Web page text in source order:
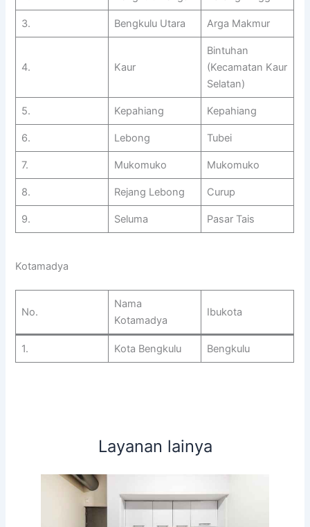
3. Bengkulu Utara Arga Makmur
4. Kaur
Bintuhan
(Kecamatan Kaur
Selatan)
5. Kepahiang Kepahiang
6. Lebong Tubei
7. Mukomuko Mukomuko
8. Rejang Lebong Curup
9. Seluma Pasar Tais
Kotamadya
No.
Nama
Kotamadya
Ibukota
1. Kota Bengkulu Bengkulu
Layanan lainya